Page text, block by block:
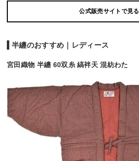
公式販売サイトで見る
半纏のおすすめ｜レディース
宮田織物 半纏 60双糸 縞袢天 混紡わた